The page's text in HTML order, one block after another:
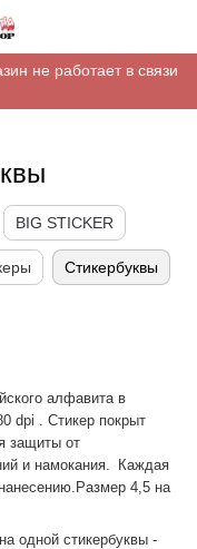
не работает в связи
BIG STICKER
Стикербуквы
алфавита в
dpi . Стикер покрыт
защиты от
и намокания.
Каждая
4,5 на
одной стикербуквы -